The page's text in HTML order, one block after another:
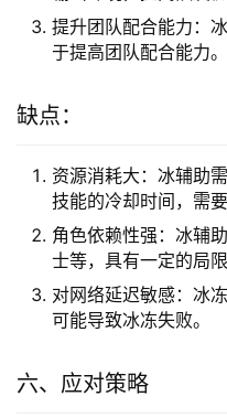
提升团队配合能力：
于提高团队配合能力。
缺点：
资源消耗大：冰辅助
技能的冷却时间，需
角色依赖性强：冰辅
士等，具有一定的局限
对网络延迟敏感：冰
可能导致冰冻失败。
六、应对策略